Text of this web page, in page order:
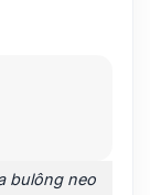
bulông neo